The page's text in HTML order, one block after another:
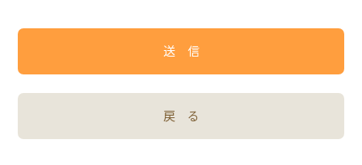
送 信
戻 る